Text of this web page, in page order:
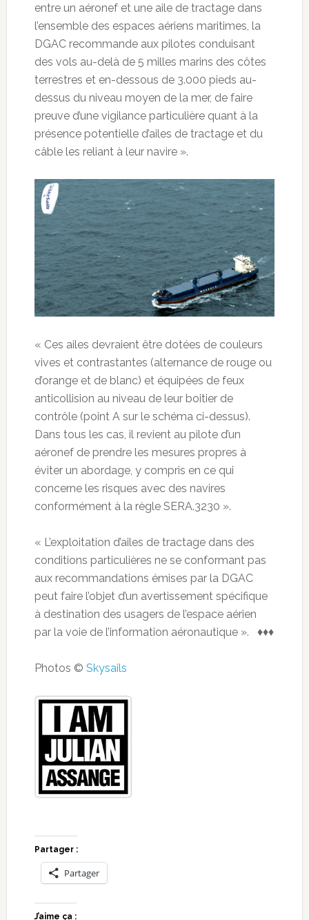
entre un aéronef et une aile de tractage dans
l’ensemble des espaces aériens maritimes, la
DGAC recommande aux pilotes conduisant
des vols au-delà de 5 milles marins des côtes
terrestres et en-dessous de 3.000 pieds au-
dessus du niveau moyen de la mer, de faire
preuve d’une vigilance particulière quant à la
présence potentielle d’ailes de tractage et du
câble les reliant à leur navire ».
« Ces ailes devraient être dotées de couleurs
vives et contrastantes (alternance de rouge ou
d’orange et de blanc) et équipées de feux
anticollision au niveau de leur boitier de
contrôle (point A sur le schéma ci-dessus).
Dans tous les cas, il revient au pilote d’un
aéronef de prendre les mesures propres à
éviter un abordage, y compris en ce qui
concerne les risques avec des navires
conformément à la règle SERA.3230 ».
« L’exploitation d’ailes de tractage dans des
conditions particulières ne se conformant pas
aux recommandations émises par la DGAC
peut faire l’objet d’un avertissement spécifique
à destination des usagers de l’espace aérien
par la voie de l’information aéronautique ». ♦♦♦
Photos © Skysails
Partager :
Partager
J’aime ça :